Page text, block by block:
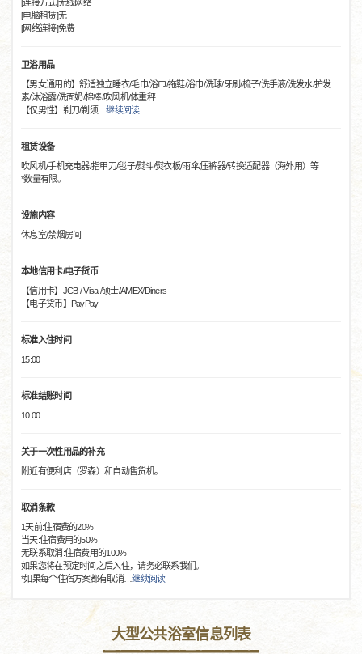
[连接方式]无线网络
[电脑租赁]无
[网络连接]免费
卫浴用品
【男女通用的】舒适独立睡衣/毛巾/浴巾/拖鞋/浴巾/洗球/牙刷/梳子/洗手液/洗发水/护发
素/沐浴露/洗面奶/棉棒/吹风机/体重秤
【仅男性】剃刀/剃须 …继续阅读
租赁设备
吹风机/手机充电器/指甲刀/毯子/熨斗/熨衣板/雨伞/压裤器/转换适配器（海外用）等
*数量有限。
设施内容
休息室/禁烟房间
本地信用卡/电子货币
【信用卡】JCB / Visa /硕士/AMEX/Diners
【电子货币】PayPay
标准入住时间
15:00
标准结账时间
10:00
关于一次性用品的补充
附近有便利店（罗森）和自动售货机。
取消条款
1天前:住宿费的20%
当天:住宿费用的50%
无联系取消:住宿费用的100%
如果您将在预定时间之后入住，请务必联系我们。
*如果每个住宿方案都有取消…继续阅读
大型公共浴室信息列表